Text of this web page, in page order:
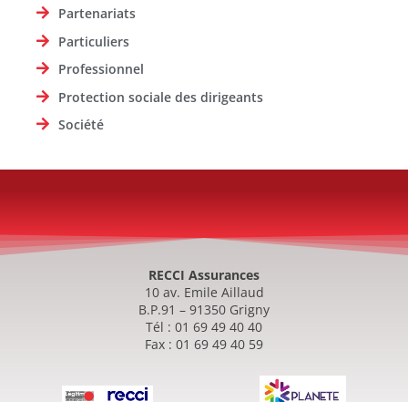
Partenariats
Particuliers
Professionnel
Protection sociale des dirigeants
Société
RECCI Assurances
10 av. Emile Aillaud
B.P.91 – 91350 Grigny
Tél : 01 69 49 40 40
Fax : 01 69 49 40 59